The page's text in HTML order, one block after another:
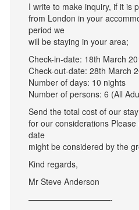
I write to make inquiry, if it is
from London in your
period we
will be staying in your area;
Check-in-date: 18th March
Check-out-date: 28th March
Number of days: 10 nights
Number of persons: 6 (All
Send the total cost of our
for our considerations
date
might be considered by the
Kind regards,
Mr Steve Anderson
——————————-